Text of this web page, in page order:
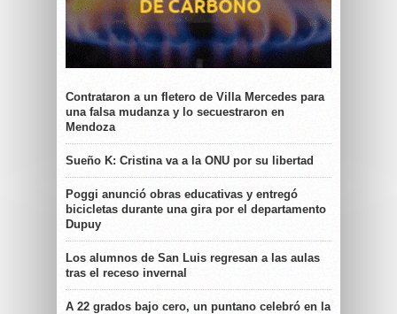
Contrataron a un fletero de Villa Mercedes para
una falsa mudanza y lo secuestraron en
Mendoza
Sueño K: Cristina va a la ONU por su libertad
Poggi anunció obras educativas y entregó
bicicletas durante una gira por el departamento
Dupuy
Los alumnos de San Luis regresan a las aulas
tras el receso invernal
A 22 grados bajo cero, un puntano celebró en la